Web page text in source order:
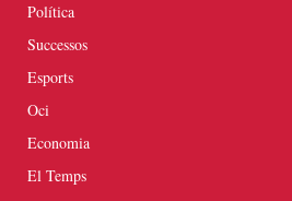
Política
Successos
Esports
Oci
Economia
El Temps